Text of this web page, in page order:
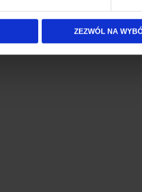
spersonalizowania treści i reklam,
o tym, jak korzystasz z naszej
mogą połączyć te
z ich usług.
ZEZWÓL NA